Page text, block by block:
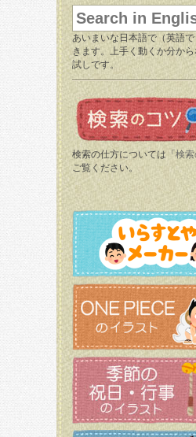
あいまいな日本語で（英語
きます。上手く動くか分か
試しです。
検索の仕方については「 検索
ご覧ください。